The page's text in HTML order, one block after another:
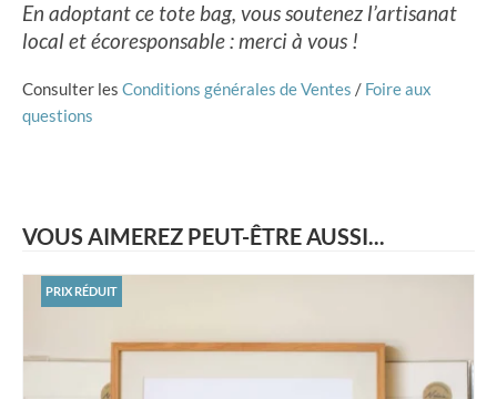
En adoptant ce tote bag, vous soutenez l’artisanat
local et écoresponsable : merci à vous !
Consulter les Conditions générales de Ventes / Foire aux
questions
VOUS AIMEREZ PEUT-ÊTRE AUSSI...
PRIX RÉDUIT